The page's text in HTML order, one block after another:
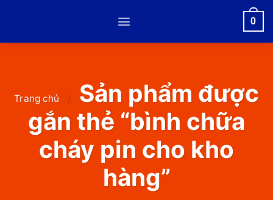
0
Trang chủ /
Sản phẩm được
gắn thẻ “bình chữa
cháy pin cho kho
hàng”